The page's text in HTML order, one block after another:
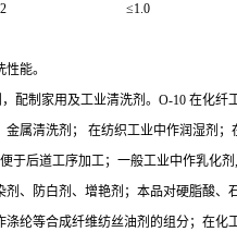
≤1.0
能。
制家用及工业清洗剂。O-10 在化
属清洗剂； 在纺织工业中作润湿剂
后道工序加工；一般工业中作乳化
、防白剂、增艳剂；本品对硬脂酸
纶等合成纤维纺丝油剂的组分；在